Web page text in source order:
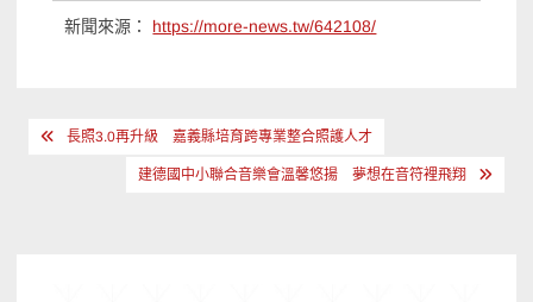
新聞來源： https://more-news.tw/642108/
文 長照3.0再升級 嘉義縣培育跨專業整合照護人才
建德國中小聯合音樂會溫馨悠揚 夢想在音符裡飛翔